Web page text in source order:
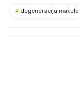
# degeneracija makule